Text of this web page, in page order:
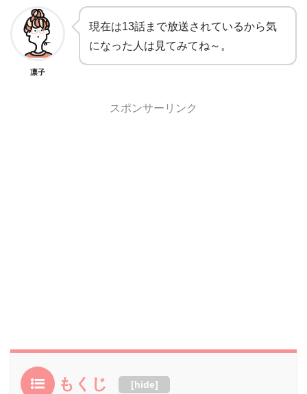
凛子
現在は13話まで放送されているから気
になった人は見てみてね～。
スポンサーリンク
もくじ [hide]